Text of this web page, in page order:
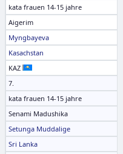
kata frauen 14-15 jahre
Aigerim
Myngbayeva
Kasachstan
KAZ
7.
kata frauen 14-15 jahre
Senami Madushika
Setunga Muddalige
Sri Lanka